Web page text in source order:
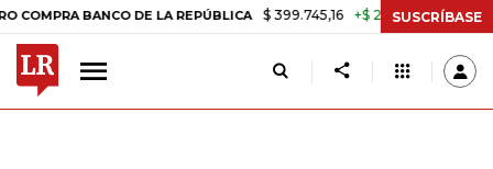
BANCO DE LA REPÚBLICA $ 399.745,16 +$ 2.295,71 +0,58% TASA
SUSCRÍBASE